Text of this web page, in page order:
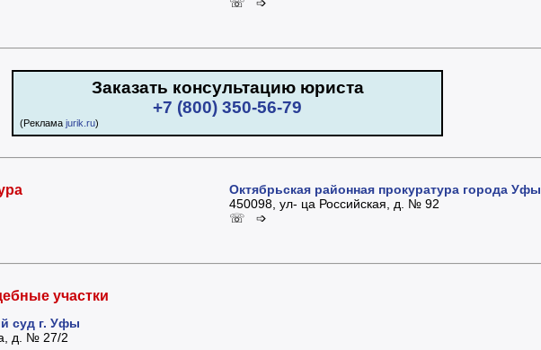
Заказать консультацию юриста
+7 (800) 350-56-79
(Реклама jurik.ru)
Октябрьская районная прокуратура города Уфы
450098, ул- ца Российская, д. № 92
☏ ➩
участки
суд г. Уфы
д. № 27/2